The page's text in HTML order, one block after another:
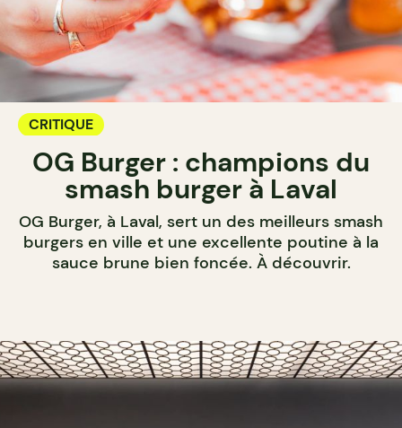
CRITIQUE
OG Burger : champions du
smash burger à Laval
OG Burger, à Laval, sert un des meilleurs smash
burgers en ville et une excellente poutine à la
sauce brune bien foncée. À découvrir.